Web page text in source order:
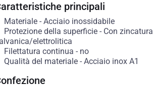
principali
Materiale- Acciaio inossidabile
Protezione della superficie- Con zincatura
elettrolitica
Filettatura continua - no
Qualità del materiale- Acciaio inox A1